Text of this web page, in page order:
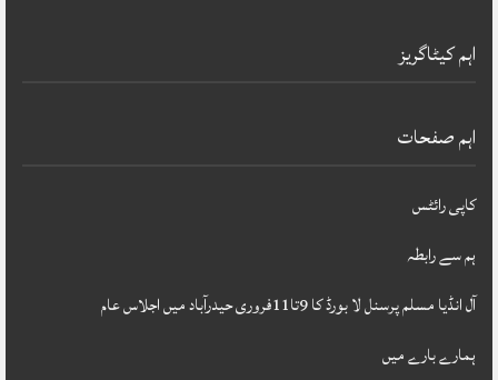
اہم کیٹاگریز
اہم صفحات
کاپی رائٹس
ہم سے رابطہ
آل انڈیا مسلم پرسنل لا بورڈ کا 9تا11فروری حیدرآباد میں اجلاس عام
ہمارے بارے میں